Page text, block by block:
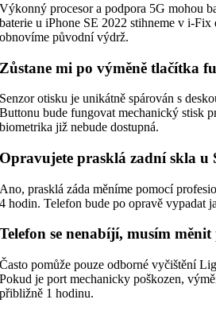
Výkonný procesor a podpora 5G mohou
baterie u iPhone SE 2022 stihneme v i-
obnovíme původní výdrž.
Zůstane mi po výměně tlačítka
Senzor otisku je unikátně spárován s
Buttonu bude fungovat mechanický stisk
biometrika již nebude dostupná.
Opravujete prasklá zadní skla u
Ano, prasklá záda měníme pomocí
4 hodin. Telefon bude po opravě vypadat
Telefon se nenabíjí, musím
Často pomůže pouze odborné vyčištění
Pokud je port mechanicky poškozen,
přibližně 1 hodinu.